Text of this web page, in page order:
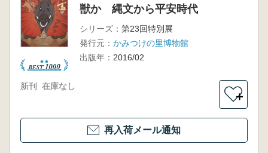
獣か 縄文から平安時代
シリーズ： 第23回特別展
発行元： かみつけの里博物館
出版年： 2016/02
新刊 在庫なし
＋
再入荷メール通知